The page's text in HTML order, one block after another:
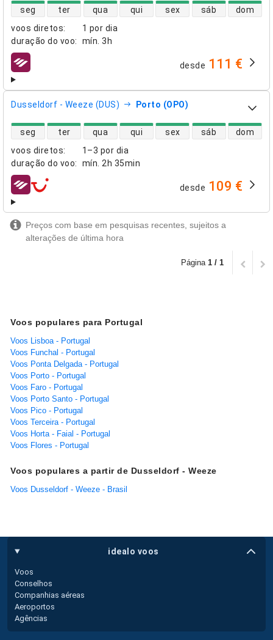
voos diretos:
1 por dia
duração do voo: mín. 3h
disponibilidade de voos diretos
seg ter qua qui sex sáb dom
companhias aéreas desde 111 €
Dusseldorf - Weeze (DUS) Porto (OPO)
voos diretos:
1–3 por dia
duração do voo: mín. 2h 35min
disponibilidade de voos diretos
seg ter qua qui sex sáb dom
companhias aéreas desde 109 €
Preços com base em pesquisas recentes, sujeitos a
alterações de última hora
Página 1 / 1
Voos populares para Portugal
Voos Lisboa - Portugal
Voos Funchal - Portugal
Voos Ponta Delgada - Portugal
Voos Porto - Portugal
Voos Faro - Portugal
Voos Porto Santo - Portugal
Voos Pico - Portugal
Voos Terceira - Portugal
Voos Horta - Faial - Portugal
Voos Flores - Portugal
Voos populares a partir de Dusseldorf - Weeze
Voos Dusseldorf - Weeze - Brasil
idealo voos
Voos
Conselhos
Companhias aéreas
Aeroportos
Agências